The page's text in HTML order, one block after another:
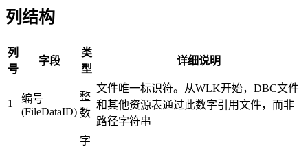
列结构
列
号
字段
类
型
详细说明
1
编号
(FileDataID)
整
数
文件唯一标识符。从WLK开始，DBC文件
和其他资源表通过此数字引用文件，而非
路径字符串
字